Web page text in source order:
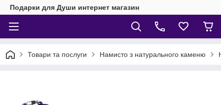
Подарки для Души интернет магазин
Товари та послуги Намисто з натурального каменю